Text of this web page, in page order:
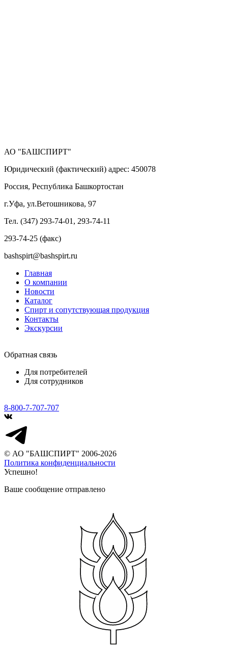
АО "БАШСПИРТ"
Юридический (фактический) адрес: 450078
Россия, Республика Башкортостан
г.Уфа, ул.Ветошникова, 97
Тел. (347) 293-74-01, 293-74-11
293-74-25 (факс)
bashspirt@bashspirt.ru
Главная
О компании
Новости
Каталог
Спирт и сопутствующая продукция
Контакты
Экскурсии
Обратная связь
Для потребителей
Для сотрудников
8-800-7-707-707
© АО "БАШСПИРТ" 2006-2026
Политика конфиденциальности
Успешно!
Ваше сообщение отправлено